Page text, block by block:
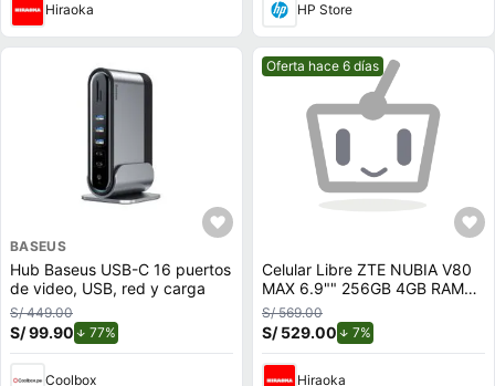
Hiraoka HP Store
BASEUS
Hub Baseus USB-C 16 puertos
de video, USB, red y carga
S/ 449.00
S/ 99.90 77%
Coolbox
Mejor precio.
Oferta hace 6 días
Celular Libre ZTE NUBIA V80
MAX 6.9"" 256GB 4GB RAM
STELLAR SILVER
S/ 569.00
S/ 529.00 7%
Hiraoka